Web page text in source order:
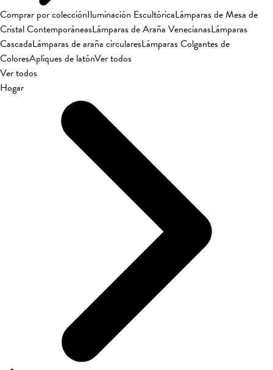
Comprar por colecciónIluminación EscultóricaLámparas de Mesa de
Cristal ContemporáneasLámparas de Araña VenecianasLámparas
CascadaLámparas de araña circularesLámparas Colgantes de
ColoresApliques de latónVer todos
Ver todos
Hogar